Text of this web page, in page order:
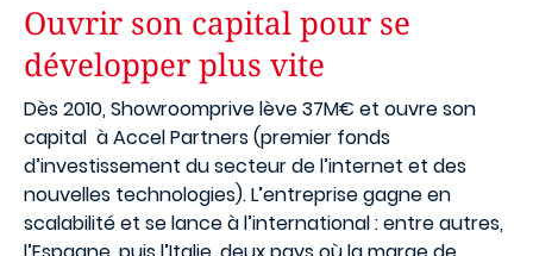
Ouvrir son capital pour se
développer plus vite
Dès 2010, Showroomprive lève 37M€ et ouvre son
capital à Accel Partners (premier fonds
d’investissement du secteur de l’internet et des
nouvelles technologies). L’entreprise gagne en
scalabilité et se lance à l’international : entre autres,